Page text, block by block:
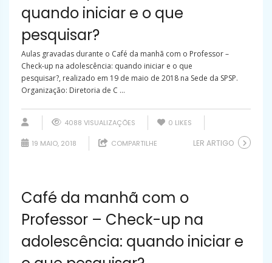
quando iniciar e o que
pesquisar?
Aulas gravadas durante o Café da manhã com o Professor –
Check-up na adolescência: quando iniciar e o que
pesquisar?, realizado em 19 de maio de 2018 na Sede da SPSP.
Organização: Diretoria de C ...
4088 VISUALIZAÇÕES 0 LIKES
19 MAIO, 2018 COMPARTILHE LER ARTIGO
Café da manhã com o
Professor – Check-up na
adolescência: quando iniciar e